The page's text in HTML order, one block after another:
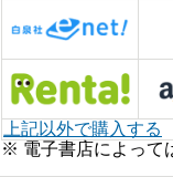
上記以外で購入する
※ 電子書店によって